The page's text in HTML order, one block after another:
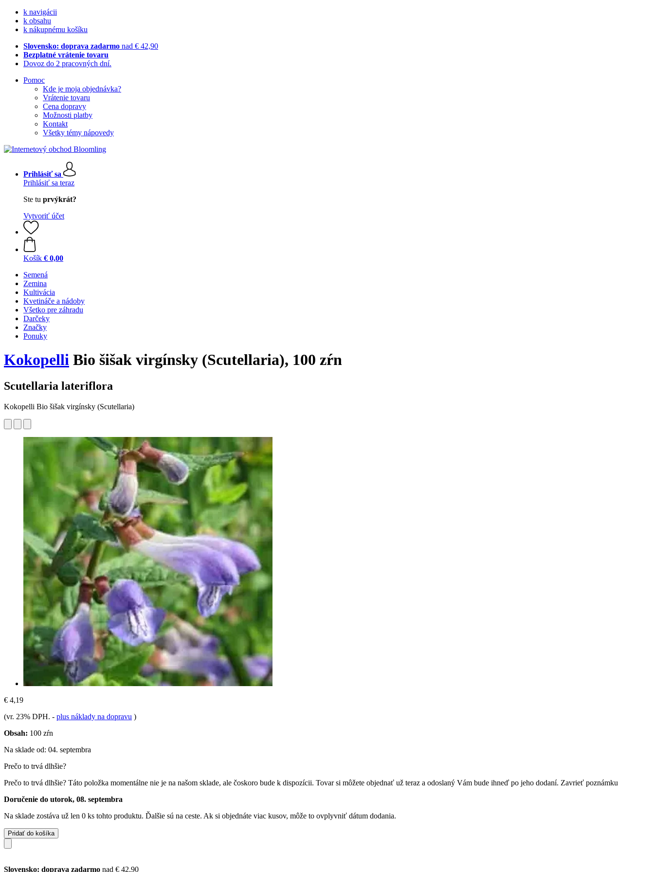
k navigácii
k obsahu
k nákupnému košíku
Slovensko: doprava zadarmo nad € 42,90
Bezplatné vrátenie tovaru
Dovoz do 2 pracovných dní.
Pomoc
Kde je moja objednávka?
Vrátenie tovaru
Cena dopravy
Možnosti platby
Kontakt
Všetky témy nápovedy
Prihlásiť sa
Prihlásiť sa teraz
Ste tu prvýkrát?
Vytvoriť účet
Košík € 0,00
Semená
Zemina
Kultivácia
Kvetináče a nádoby
Všetko pre záhradu
Darčeky
Značky
Ponuky
Kokopelli Bio šišak virgínsky (Scutellaria), 100 zŕn
Scutellaria lateriflora
Kokopelli Bio šišak virgínsky (Scutellaria)
€ 4,19
(vr. 23% DPH. - plus náklady na dopravu )
Obsah: 100 zŕn
Na sklade od: 04. septembra
Prečo to trvá dlhšie?
Prečo to trvá dlhšie? Táto položka momentálne nie je na našom sklade, ale čoskoro bude k dispozícii. Tovar si môžete objednať už teraz a odoslaný Vám bude ihneď po jeho dodaní. Zavrieť poznámku
Doručenie do utorok, 08. septembra
Na sklade zostáva už len 0 ks tohto produktu. Ďalšie sú na ceste. Ak si objednáte viac kusov, môže to ovplyvniť dátum dodania.
Pridať do košíka
Slovensko: doprava zadarmo nad € 42,90